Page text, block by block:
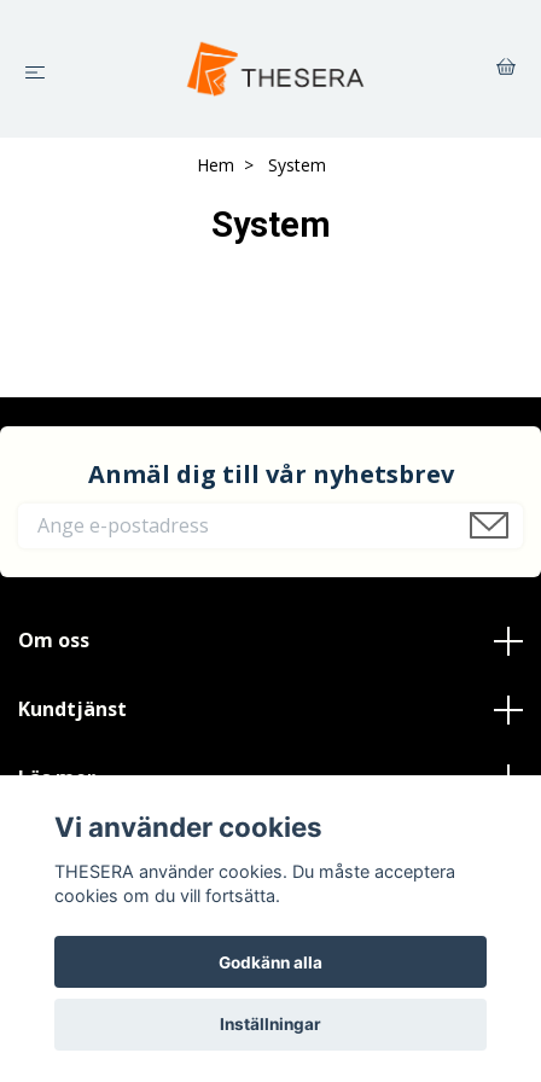
Hem System
System
Anmäl dig till vår nyhetsbrev
Om oss
Kundtjänst
Läs mer
Sociala medier
© 2026 THESERAPowered by Quickbutik
Vi använder cookies
THESERA använder cookies. Du måste acceptera
cookies om du vill fortsätta.
Godkänn alla
Inställningar